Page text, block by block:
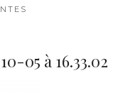
05 à 16.33.02